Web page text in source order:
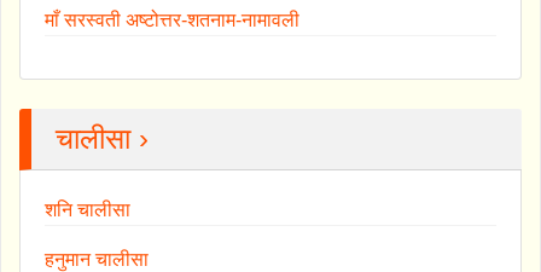
माँ सरस्वती अष्टोत्तर-शतनाम-नामावली
चालीसा ›
शनि चालीसा
हनुमान चालीसा